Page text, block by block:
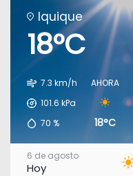
Iquique
18°C
7.3 km/h
101.6 kPa
70 %
AHORA
18°C
6 de agosto
Hoy